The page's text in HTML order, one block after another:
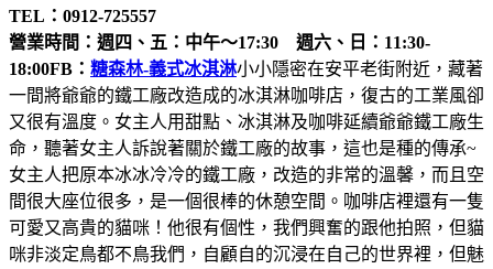
TEL：0912-725557
營業時間：週四、五：中午～17:30 週六、日：11:30-
18:00FB： 糖森林-義式冰淇淋小小隱密在安平老街附近，藏著
一間將爺爺的鐵工廠改造成的冰淇淋咖啡店，復古的工業風卻
又很有溫度。女主人用甜點、冰淇淋及咖啡延續爺爺鐵工廠生
命，聽著女主人訴說著關於鐵工廠的故事，這也是種的傳承~
女主人把原本冰冰冷冷的鐵工廠，改造的非常的溫馨，而且空
間很大座位很多，是一個很棒的休憩空間。咖啡店裡還有一隻
可愛又高貴的貓咪！他很有個性，我們興奮的跟他拍照，但貓
咪非淡定鳥都不鳥我們，自顧自的沉浸在自己的世界裡，但魅